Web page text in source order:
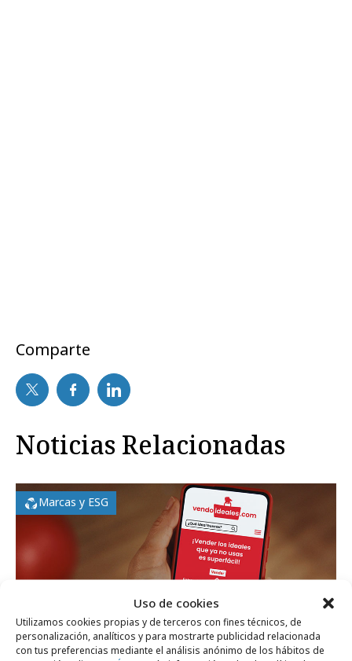
Uso de cookies
Utilizamos cookies propias y de terceros con fines técnicos, de
personalización, analíticos y para mostrarte publicidad relacionada
con tus preferencias mediante el análisis anónimo de los hábitos de
Comparte
Noticias Relacionadas
Marcas y ESG